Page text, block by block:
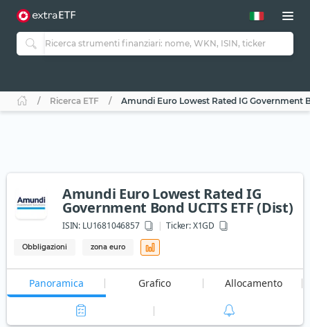
Ricerca ETF Amundi Euro Lowest Rated IG Government
Amundi Euro Lowest Rated IG
Government Bond UCITS ETF (Dist)
ISIN: LU1681046857 Ticker:X1GD
Obbligazioni zona euro
Panoramica Grafico Allocamento